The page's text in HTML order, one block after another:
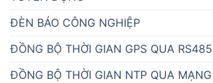
ĐÈN BÁO CÔNG NGHIỆP
ĐỒNG BỘ THỜI GIAN GPS QUA
ĐỒNG BỘ THỜI GIAN NTP QUA